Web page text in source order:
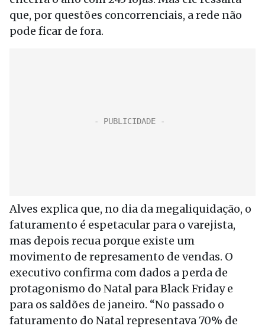
que, por questões concorrenciais, a rede não
pode ficar de fora.
Alves explica que, no dia da megaliquidação, o
faturamento é espetacular para o varejista,
mas depois recua porque existe um
movimento de represamento de vendas. O
executivo confirma com dados a perda de
protagonismo do Natal para Black Friday e
para os saldões de janeiro. “No passado o
faturamento do Natal representava 70% de